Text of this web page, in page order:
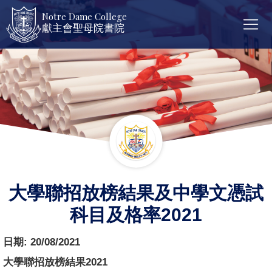
Notre Dame College
獻主會聖母院書院
大學聯招放榜結果及中學文憑試
科目及格率2021
日期: 20/08/2021
大學聯招放榜結果2021